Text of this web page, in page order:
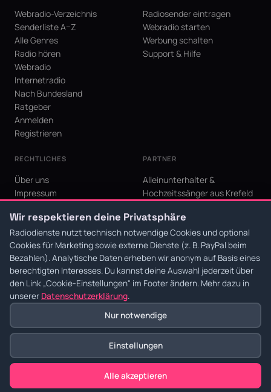
Webradio-Verzeichnis
Senderliste A–Z
Alle Genres
Radio hören
Webradio
Internetradio
Nach Bundesland
Ratgeber
Anmelden
Registrieren
Radiosender eintragen
Webradio starten
Werbung schalten
Support & Hilfe
RECHTLICHES
Über uns
Impressum
AGB
Cookie-Einstellungen
PARTNER
Alleinunterhalter &
Hochzeitssänger aus Krefeld
Krefeld für den Niederrhein
© 2026 Radiodienste. Alle Rechte vorbehalten.·Datenschutz·AGB·
Impressum
Wir respektieren deine Privatsphäre
Radiodienste nutzt technisch notwendige Cookies und optional
Cookies für Marketing sowie externe Dienste (z. B. PayPal beim
Bezahlen). Analytische Daten erheben wir anonym auf Basis eines
berechtigten Interesses. Du kannst deine Auswahl jederzeit über
den Link „Cookie-Einstellungen" im Footer ändern. Mehr dazu in
unserer Datenschutzerklärung.
Nur notwendige
Einstellungen
Alle akzeptieren